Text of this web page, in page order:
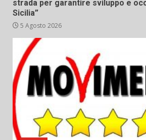
strada per garantire sviluppo e
Sicilia”
5 Agosto 2026